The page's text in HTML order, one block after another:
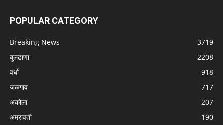
POPULAR CATEGORY
Breaking News
3719
बुलढाणा
2208
वर्धा
918
जळगाव
717
अकोला
207
अमरावती
190